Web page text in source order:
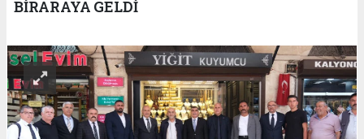
BİRARAYA GELDİ